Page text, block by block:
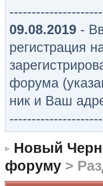
09.08.2019 -
регистрация
форума
ник и Ваш
Новый
форуму>